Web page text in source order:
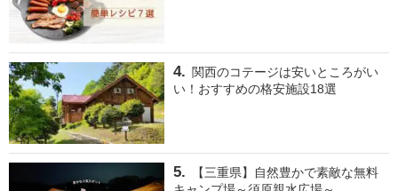
関西のコテージは安いところがい
い！おすすめの格安施設18選
【三重県】自然豊かで素敵な無料